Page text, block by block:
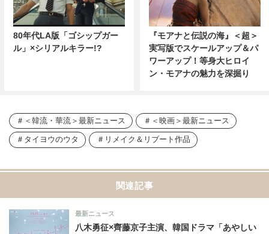
80年代LA版「ゴシップガー
ル」×シリアルキラー!?
『モアナと伝説の海』＜超＞
実写版でスケールアップ＆パ
ワーアップ！等身大ヒロイ
ン・モアナの魅力を深掘り
＜韓流・華流＞最新ニュース ＜映画＞最新ニュース
タイヨウのウタ リメイク＆リブート作品
関連記事
八木勇征×齊藤京子主演、韓国ドラマ「あやしい
最新ニュース